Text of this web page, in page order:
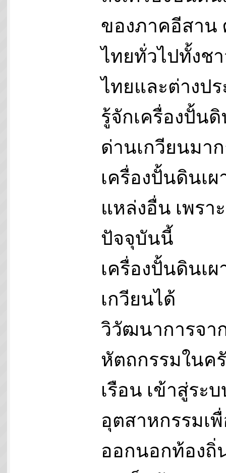
ของภาคอีสาน
ไทยทั่วไปทั้งช
ไทยและต่างปร
รู้จักเครื่องปั้นดิ
ด่านเกวียนมา
เครื่องปั้นดินเผ
แหล่งอื่น เพราะ
ปัจจุบันนี้
เครื่องปั้นดินเ
เกวียนได้
วิวัฒนาการจา
หัตถกรรมในค
เรือน เข้าสู่ระ
อุตสาหกรรมเ
ออกนอกท้องถิ่